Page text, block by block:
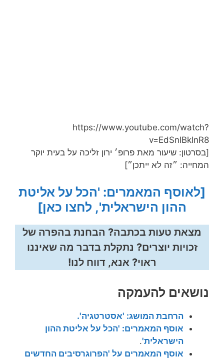
https://www.youtube.com/watch?
v=EdSnIBkInR8
[בסרטון: שיעור מאת פרופ׳ ירון זליכה על בעית יוקר
המחייה: ״זה לא ייתכן״]
[לאוסף המאמרים: 'הכל על אליטת
ההון הישראלית', לחצו כאן]
מצאת טעות בכתבה? הבחנת בהפרה של
זכויות יוצרים? נתקלת בדבר מה שאיננו
ראוי? אנא, דווח לנו!
נושאים להעמקה
הרחבת המושג: 'אסטרטגיה'.
אוסף המאמרים: 'הכל על אליטת ההון
הישראלית'.
אוסף המאמרים על 'הפרוגרסיבים החדשים